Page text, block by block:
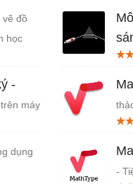
vẽ đồ
học
-
máy
dụng
-